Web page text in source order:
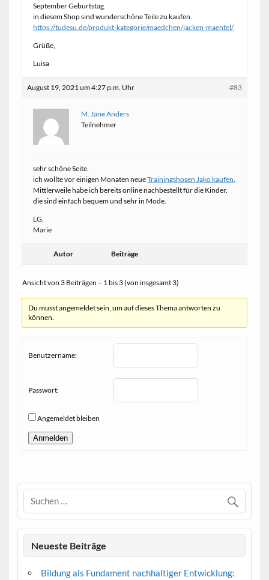
September Geburtstag.
in diesem Shop sind wunderschöne Teile zu kaufen.
https://tudesu.de/produkt-kategorie/maedchen/jacken-maentel/
Grüße,
Luisa
August 19, 2021 um 4:27 p.m. Uhr #83
M. Jane Anders
Teilnehmer
sehr schöne Seite.
ich wollte vor einigen Monaten neueTrainingshosen Jako kaufen
Mittlerweile habe ich bereits online nachbestellt für die Kinder.
die sind einfach bequem und sehr in Mode.
LG,
Marie
Autor Beiträge
Ansicht von 3 Beiträgen – 1 bis 3 (von insgesamt 3)
Du musst angemeldet sein, um auf dieses Thema antworten zu
können.
Benutzername:
Passwort:
Angemeldet bleiben
Anmelden
Neueste Beiträge
Bildung als Fundament nachhaltiger Entwicklung: